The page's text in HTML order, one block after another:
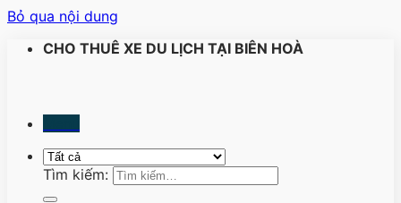
Bỏ qua nội dung
CHO THUÊ XE DU LỊCH TẠI BIÊN HOÀ
Tìm kiếm: